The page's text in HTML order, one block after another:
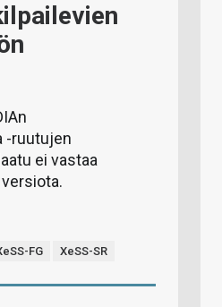
-ruutujen
ei vastaa
FG XeSS-SR